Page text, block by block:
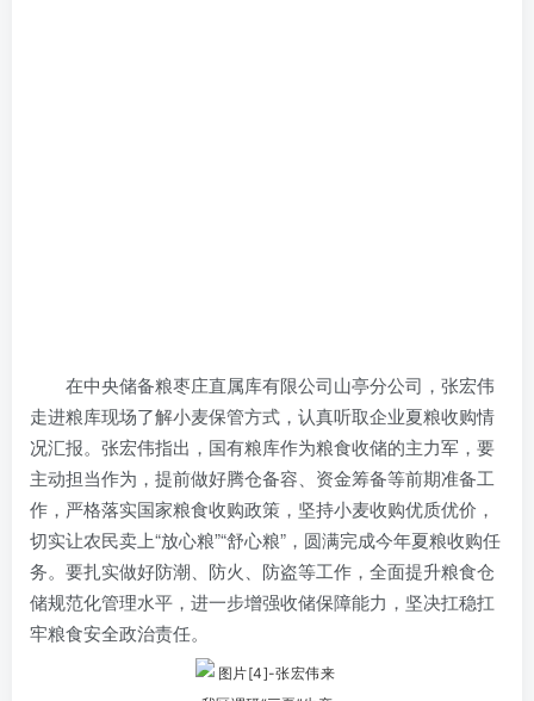
在中央储备粮枣庄直属库有限公司山亭分公司，张宏伟
走进粮库现场了解小麦保管方式，认真听取企业夏粮收购情
况汇报。张宏伟指出，国有粮库作为粮食收储的主力军，要
主动担当作为，提前做好腾仓备容、资金筹备等前期准备工
作，严格落实国家粮食收购政策，坚持小麦收购优质优价，
切实让农民卖上“放心粮”“舒心粮”，圆满完成今年夏粮收购任
务。要扎实做好防潮、防火、防盗等工作，全面提升粮食仓
储规范化管理水平，进一步增强收储保障能力，坚决扛稳扛
牢粮食安全政治责任。